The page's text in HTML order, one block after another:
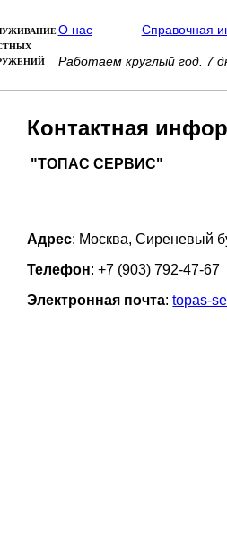
О нас Справочная
Работаем круглый год. 7
Контактная
"ТОПАС СЕРВИС"
Адрес: Москва, Сиреневый
Телефон: +7 (903) 792-47-67
Электронная почта:topas-